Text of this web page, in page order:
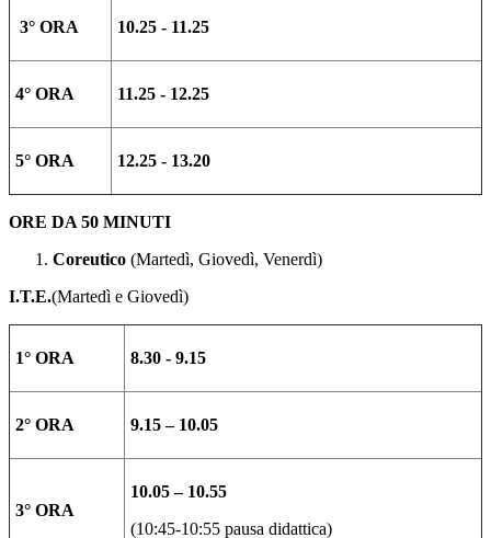
3° ORA 10.25 - 11.25
4° ORA 11.25 - 12.25
5° ORA 12.25 - 13.20
ORE DA 50 MINUTI
Coreutico (Martedì, Giovedì, Venerdì)
I.T.E.(Martedì e Giovedì)
1° ORA 8.30 - 9.15
2° ORA 9.15 – 10.05
3° ORA
10.05 – 10.55
(10:45-10:55 pausa didattica)